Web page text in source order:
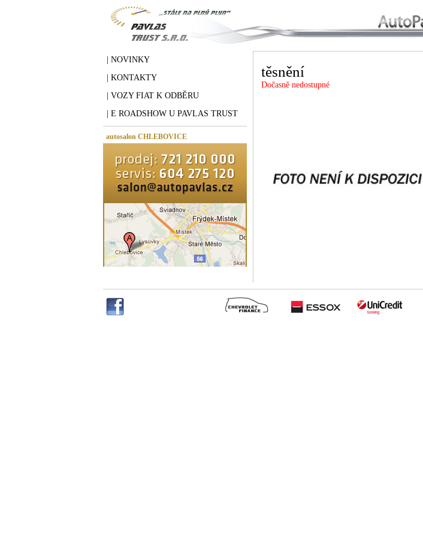
| NOVINKY
| KONTAKTY
| VOZY FIAT K ODBĚRU
| E ROADSHOW U PAVLAS TRUST
autosalon CHLEBOVICE
těsnění
Dočasně nedostupné